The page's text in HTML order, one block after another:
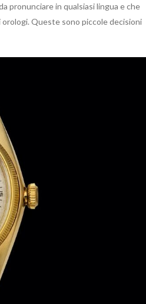
pronunciare in qualsiasi lingua e che
Queste sono piccole decisioni